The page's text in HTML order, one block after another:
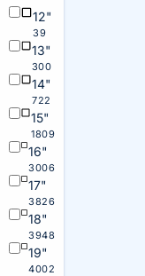
12"
39
13"
300
14"
722
15"
1809
16"
3006
17"
3826
18"
3948
19"
4002